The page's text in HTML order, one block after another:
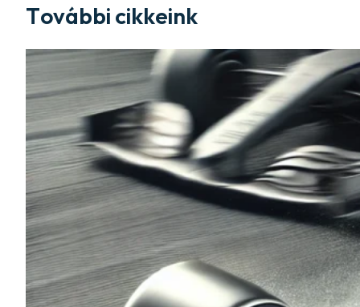
További cikkeink